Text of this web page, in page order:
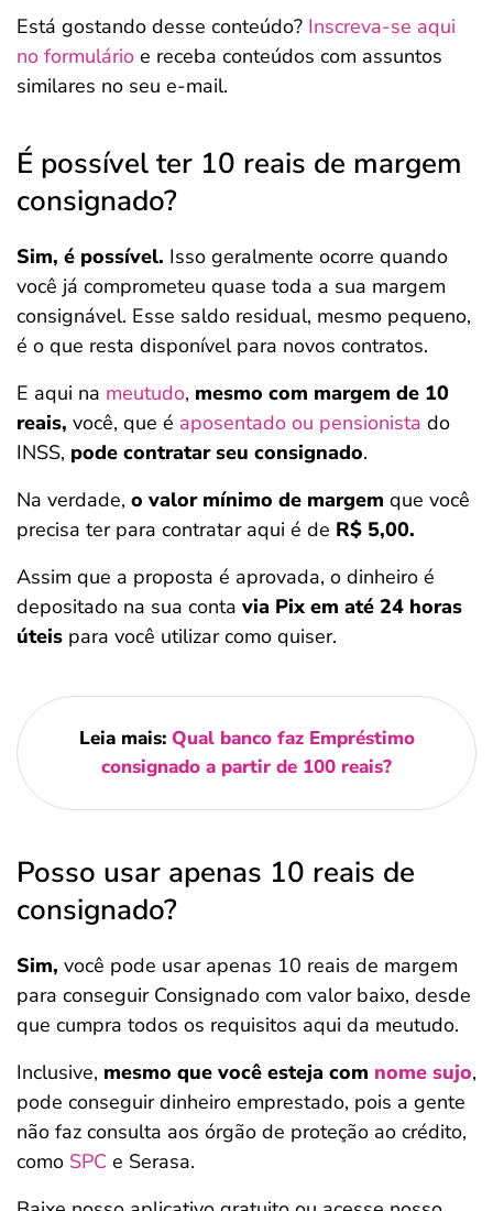
Está gostando desse conteúdo? Inscreva-se aqui
no formulário e receba conteúdos com assuntos
similares no seu e-mail.
É possível ter 10 reais de margem
consignado?
Sim, é possível. Isso geralmente ocorre quando
você já comprometeu quase toda a sua margem
consignável. Esse saldo residual, mesmo pequeno,
é o que resta disponível para novos contratos.
E aqui na meutudo, mesmo com margem de 10
reais, você, que é aposentado ou pensionista do
INSS, pode contratar seu consignado.
Na verdade, o valor mínimo de margem que você
precisa ter para contratar aqui é de R$ 5,00.
Assim que a proposta é aprovada, o dinheiro é
depositado na sua conta via Pix em até 24 horas
úteis para você utilizar como quiser.
Leia mais: Qual banco faz Empréstimo
consignado a partir de 100 reais?
Posso usar apenas 10 reais de
consignado?
Sim, você pode usar apenas 10 reais de margem
para conseguir Consignado com valor baixo, desde
que cumpra todos os requisitos aqui da meutudo.
Inclusive, mesmo que você esteja com nome sujo,
pode conseguir dinheiro emprestado, pois a gente
não faz consulta aos órgão de proteção ao crédito,
como SPC e Serasa.